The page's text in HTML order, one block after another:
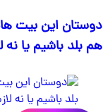
دوستان این بیت
هم بلد باشیم یا نه